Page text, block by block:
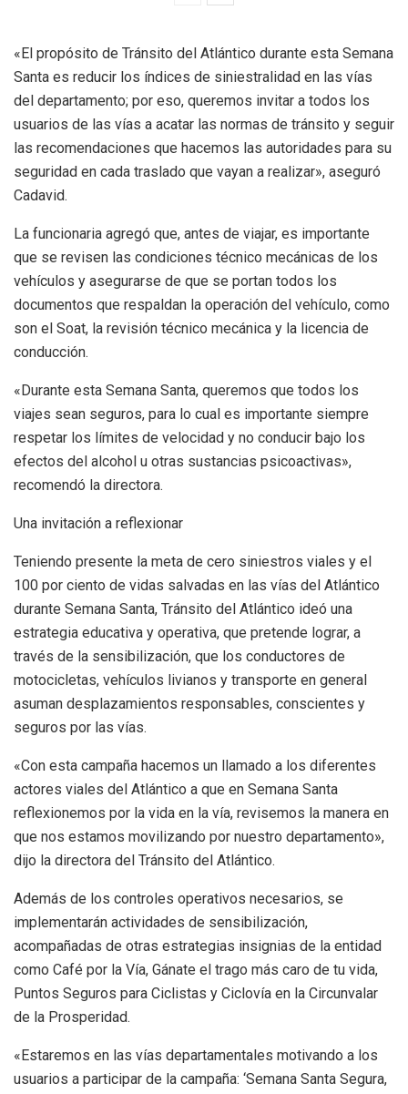
«El propósito de Tránsito del Atlántico durante esta Semana
Santa es reducir los índices de siniestralidad en las vías
del departamento; por eso, queremos invitar a todos los
usuarios de las vías a acatar las normas de tránsito y seguir
las recomendaciones que hacemos las autoridades para su
seguridad en cada traslado que vayan a realizar», aseguró
Cadavid.
La funcionaria agregó que, antes de viajar, es importante
que se revisen las condiciones técnico mecánicas de los
vehículos y asegurarse de que se portan todos los
documentos que respaldan la operación del vehículo, como
son el Soat, la revisión técnico mecánica y la licencia de
conducción.
«Durante esta Semana Santa, queremos que todos los
viajes sean seguros, para lo cual es importante siempre
respetar los límites de velocidad y no conducir bajo los
efectos del alcohol u otras sustancias psicoactivas»,
recomendó la directora.
Una invitación a reflexionar
Teniendo presente la meta de cero siniestros viales y el
100 por ciento de vidas salvadas en las vías del Atlántico
durante Semana Santa, Tránsito del Atlántico ideó una
estrategia educativa y operativa, que pretende lograr, a
través de la sensibilización, que los conductores de
motocicletas, vehículos livianos y transporte en general
asuman desplazamientos responsables, conscientes y
seguros por las vías.
«Con esta campaña hacemos un llamado a los diferentes
actores viales del Atlántico a que en Semana Santa
reflexionemos por la vida en la vía, revisemos la manera en
que nos estamos movilizando por nuestro departamento»,
dijo la directora del Tránsito del Atlántico.
Además de los controles operativos necesarios, se
implementarán actividades de sensibilización,
acompañadas de otras estrategias insignias de la entidad
como Café por la Vía, Gánate el trago más caro de tu vida,
Puntos Seguros para Ciclistas y Ciclovía en la Circunvalar
de la Prosperidad.
«Estaremos en las vías departamentales motivando a los
usuarios a participar de la campaña: ‘Semana Santa Segura,